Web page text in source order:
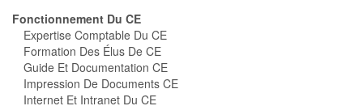
Fonctionnement Du CE
Expertise Comptable Du CE
Formation Des Élus De CE
Guide Et Documentation CE
Impression De Documents CE
Internet Et Intranet Du CE